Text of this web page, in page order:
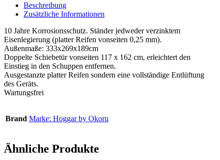
Beschreibung
Zusätzliche Informationen
10 Jahre Korrosionsschutz. Ständer jedweder verzinktem
Eisenlegierung (platter Reifen vonseiten 0,25 mm).
Außenmaße: 333x269x189cm
Doppelte Schiebetür vonseiten 117 x 162 cm, erleichtert den
Einstieg in den Schuppen entfernen.
Ausgestanzte platter Reifen sondern eine vollständige Entlüftung
des Geräts.
Wartungsfrei
Brand Marke: Hoggar by Okoru
Ähnliche Produkte